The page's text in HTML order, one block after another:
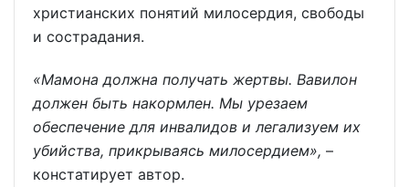
христианских понятий милосердия, свободы
и сострадания.
«Мамона должна получать жертвы. Вавилон
должен быть накормлен. Мы урезаем
обеспечение для инвалидов и легализуем их
убийства, прикрываясь милосердием», –
констатирует автор.